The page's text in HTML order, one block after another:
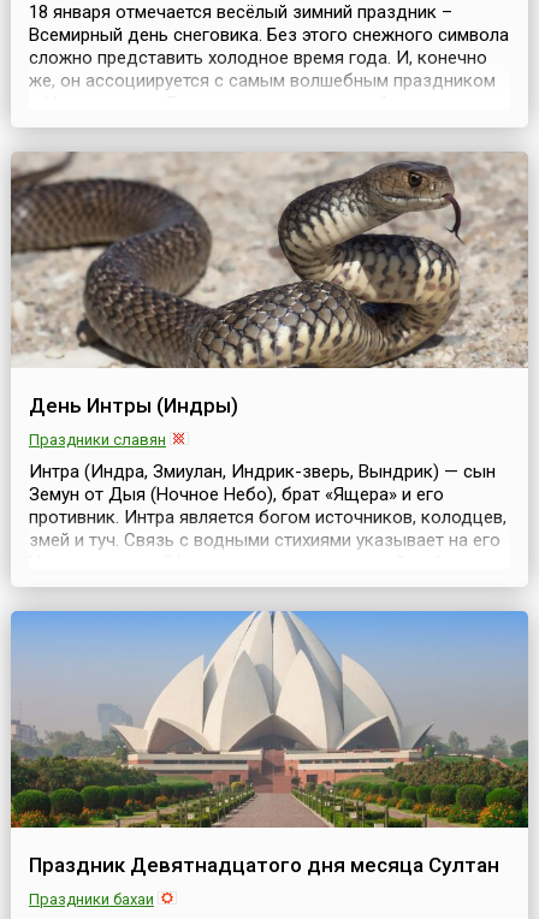
18 января отмечается весёлый зимний праздник –
Всемирный день снеговика. Без этого снежного символа
сложно представить холодное время года. И, конечно
же, он ассоциируется с самым волшебным праздником
красивые, с пуговицами или угольками вместо глаз и с
морковкой вместо носа, с ведром на голове и метлой в
руке – они появляются каждую зиму на улицах и ...
День Интры (Индры)
Праздники славян
Интра (Индра, Змиулан, Индрик-зверь, Вындрик) — сын
Земун от Дыя (Ночное Небо), брат «Ящера» и его
противник. Интра является богом источников, колодцев,
змей и туч. Связь с водными стихиями указывает на его
дух смерти, а также мертвец).В ночь ведуны
заговаривали трубы домов, через которые Навь
проникал в дома. Интра — обитатель подземелья, и в...
Праздник Девятнадцатого дня месяца Султан
Праздники бахаи